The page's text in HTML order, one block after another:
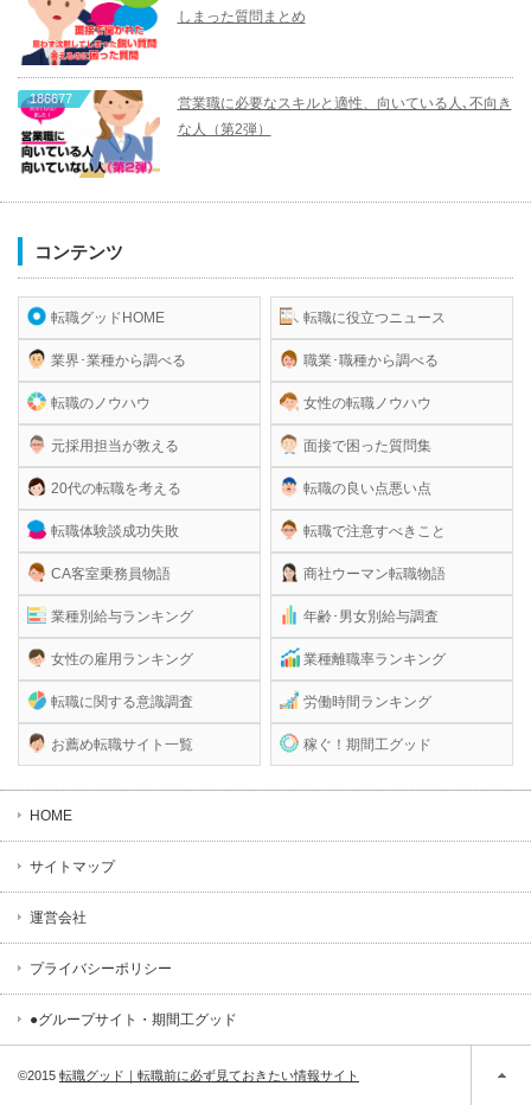
しまった質問まとめ
186677
営業職に必要なスキルと適性、向いている人､不向き
な人（第2弾）
コンテンツ
転職グッドHOME
業界･業種から調べる
転職のノウハウ
元採用担当が教える
20代の転職を考える
転職体験談成功失敗
CA客室乗務員物語
業種別給与ランキング
女性の雇用ランキング
転職に関する意識調査
お薦め転職サイト一覧
転職に役立つニュース
職業･職種から調べる
女性の転職ノウハウ
面接で困った質問集
転職の良い点悪い点
転職で注意すべきこと
商社ウーマン転職物語
年齢･男女別給与調査
業種離職率ランキング
労働時間ランキング
稼ぐ！期間工グッド
HOME
サイトマップ
運営会社
プライバシーポリシー
●グループサイト・期間工グッド
©2015 転職グッド｜転職前に必ず見ておきたい情報サイト